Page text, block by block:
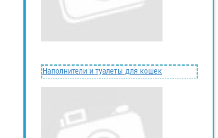
Наполнители и туалеты для кошек